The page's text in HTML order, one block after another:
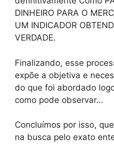
DINHEIRO PARA O
UM INDICADOR
VERDADE.
Finalizando, esse
expõe a objetiva e
do que foi abordado
como pode observar…
Concluímos por isso,
na busca pelo exato